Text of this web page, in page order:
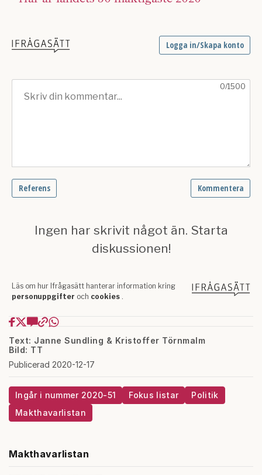
Text: Janne Sundling & Kristoffer Törnmalm
Bild: TT
Publicerad 2020-12-17
Ingår i nummer 2020-51 Fokus listar
Politik
Makthavarlistan
Makthavarlistan